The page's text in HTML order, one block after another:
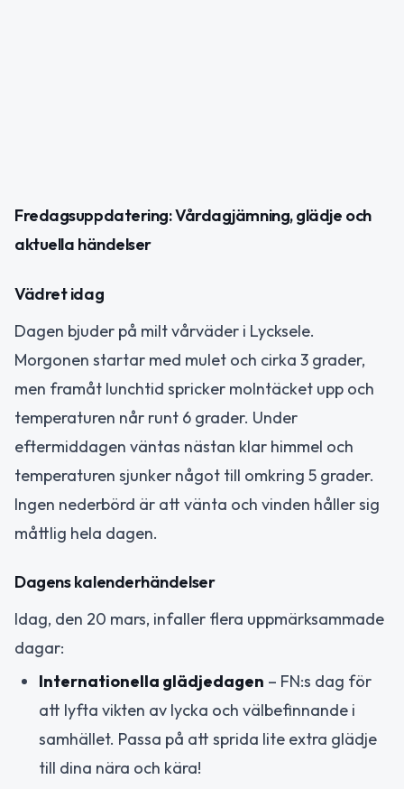
Fredagsuppdatering: Vårdagjämning, glädje och
aktuella händelser
Vädret idag
Dagen bjuder på milt vårväder i Lycksele.
Morgonen startar med mulet och cirka 3 grader,
men framåt lunchtid spricker molntäcket upp och
temperaturen når runt 6 grader. Under
eftermiddagen väntas nästan klar himmel och
temperaturen sjunker något till omkring 5 grader.
Ingen nederbörd är att vänta och vinden håller sig
måttlig hela dagen.
Dagens kalenderhändelser
Idag, den 20 mars, infaller flera uppmärksammade
dagar:
Internationella glädjedagen – FN:s dag för
att lyfta vikten av lycka och välbefinnande i
samhället. Passa på att sprida lite extra glädje
till dina nära och kära!